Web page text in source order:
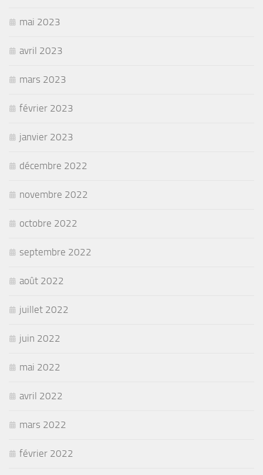
mai 2023
avril 2023
mars 2023
février 2023
janvier 2023
décembre 2022
novembre 2022
octobre 2022
septembre 2022
août 2022
juillet 2022
juin 2022
mai 2022
avril 2022
mars 2022
février 2022